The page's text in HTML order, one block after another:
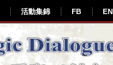
活動集錦 FB EN